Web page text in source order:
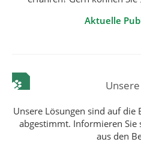
Aktuelle
Unsere Lösungen sind auf die
abgestimmt. Informieren Sie
aus den